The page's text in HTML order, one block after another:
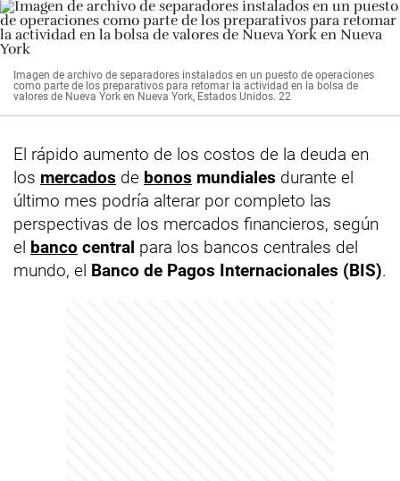
Imagen de archivo de separadores instalados en un puesto de operaciones
como parte de los preparativos para retomar la actividad en la bolsa de
valores de Nueva York en Nueva York, Estados Unidos. 22
El rápido aumento de los costos de la deuda en
los mercados de bonos mundiales durante el
último mes podría alterar por completo las
perspectivas de los mercados financieros, según
el banco central para los bancos centrales del
mundo, el Banco de Pagos Internacionales (BIS).